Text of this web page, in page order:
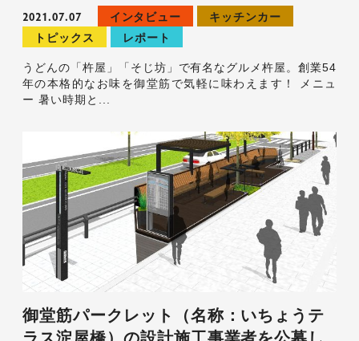
2021.07.07 インタビュー
キッチンカー
トピックス
レポート
うどんの「杵屋」「そじ坊」で有名なグルメ杵屋。創業54
年の本格的なお味を御堂筋で気軽に味わえます！ メニュ
ー 暑い時期と...
御堂筋パークレット（名称：いちょうテ